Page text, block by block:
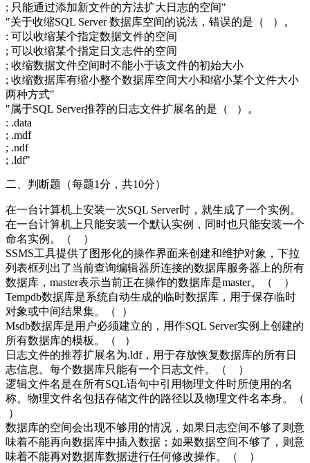
; 只能通过添加新文件的方法扩大日志的空间"
"关于收缩SQL Server 数据库空间的说法，错误的是（ ）。
: 可以收缩某个指定数据文件的空间
; 可以收缩某个指定日文志件的空间
; 收缩数据文件空间时不能小于该文件的初始大小
; 收缩数据库有缩小整个数据库空间大小和缩小某个文件大小
两种方式"
"属于SQL Server推荐的日志文件扩展名的是（ ）。
: .data
; .mdf
; .ndf
; .ldf"
二、判断题（每题1分，共10分）
在一台计算机上安装一次SQL Server时，就生成了一个实例。
在一台计算机上只能安装一个默认实例，同时也只能安装一个
命名实例。（ ）
SSMS工具提供了图形化的操作界面来创建和维护对象，下拉
列表框列出了当前查询编辑器所连接的数据库服务器上的所有
数据库，master表示当前正在操作的数据库是master。（ ）
Tempdb数据库是系统自动生成的临时数据库，用于保存临时
对象或中间结果集。（ ）
Msdb数据库是用户必须建立的，用作SQL Server实例上创建的
所有数据库的模板。（ ）
日志文件的推荐扩展名为.ldf，用于存放恢复数据库的所有日
志信息。每个数据库只能有一个日志文件。（ ）
逻辑文件名是在所有SQL语句中引用物理文件时所使用的名
称。物理文件名包括存储文件的路径以及物理文件名本身。（
）
数据库的空间会出现不够用的情况，如果日志空间不够了则意
味着不能再向数据库中插入数据；如果数据空间不够了，则意
味着不能再对数据库数据进行任何修改操作。（ ）